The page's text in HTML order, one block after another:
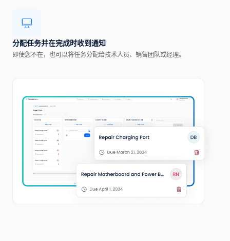
分配任务并在完成时收到通知
即使您不在，也可以将任务分配给技术人员、销售团队或经理。